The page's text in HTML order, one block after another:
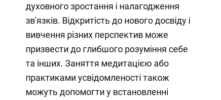
духовного зростання і налагодження
зв'язків. Відкритість до нового досвіду і
вивчення різних перспектив може
призвести до глибшого розуміння себе
та інших. Заняття медитацією або
практиками усвідомленості також
можуть допомогти у встановленні